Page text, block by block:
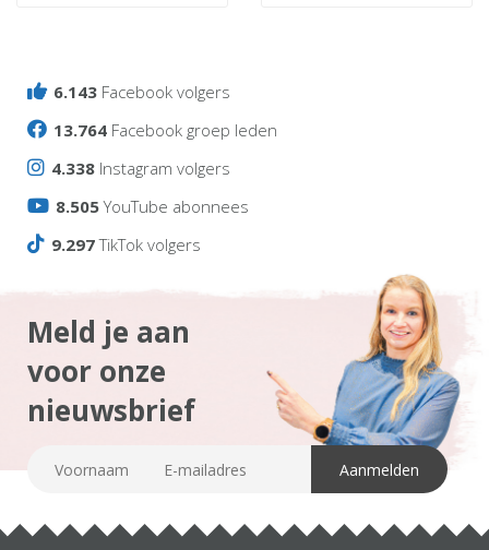
6.143 Facebook volgers
13.764 Facebook groep leden
4.338 Instagram volgers
8.505YouTube abonnees
9.297TikTok volgers
Meld je aan
voor onze
nieuwsbrief